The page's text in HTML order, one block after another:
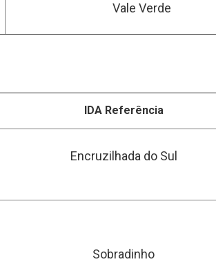
Vale Verde
IDA Referência
Encruzilhada do Sul
Sobradinho